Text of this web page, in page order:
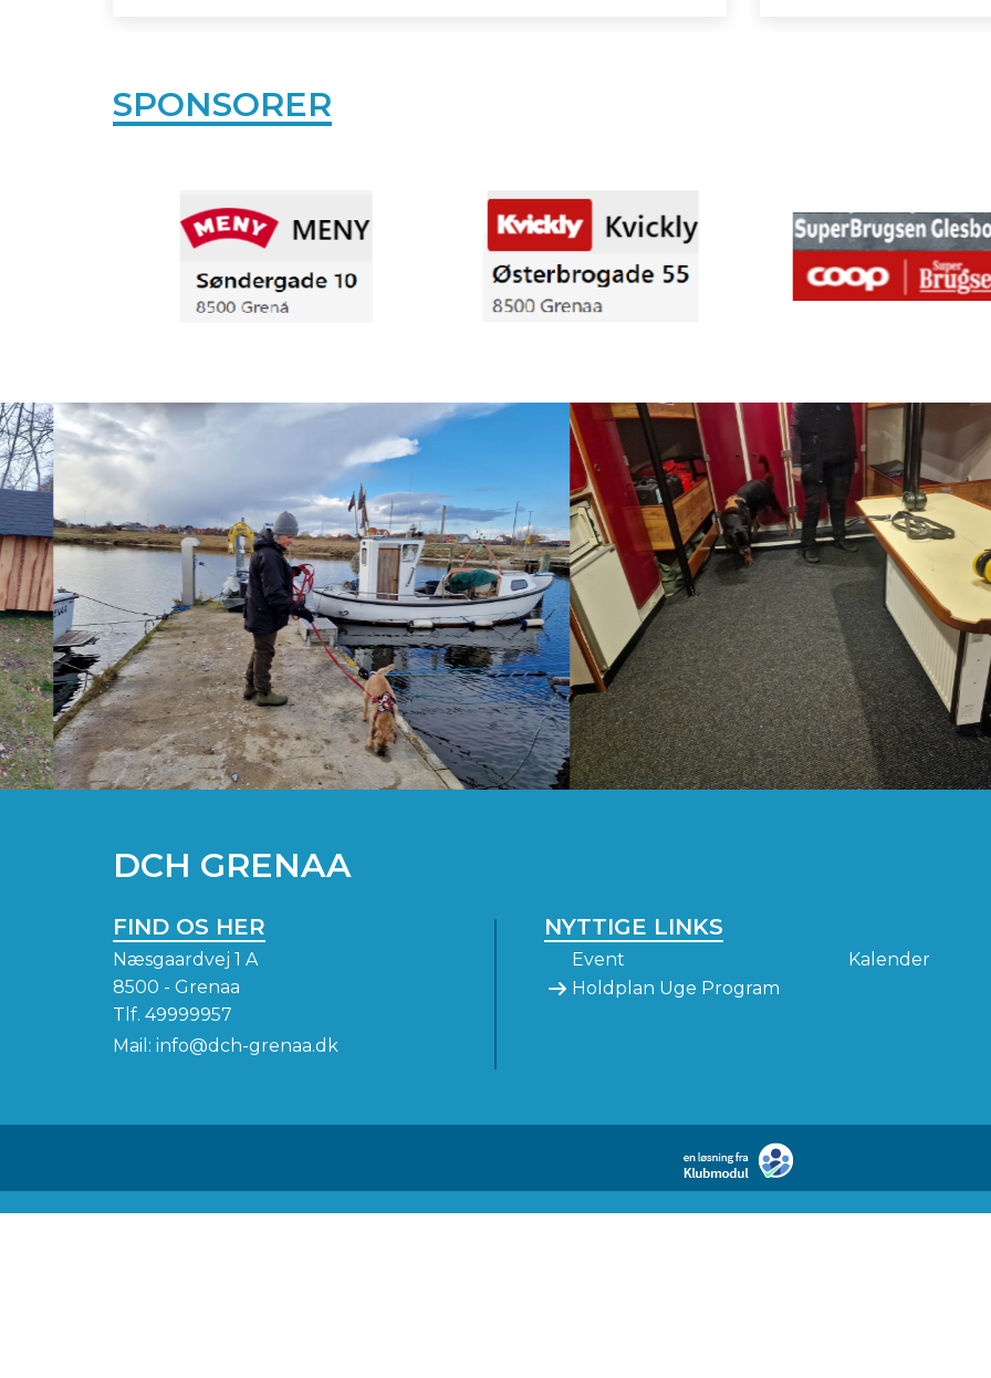
SPONSORER
DCH GRENAA
FIND OS HER
Næsgaardvej 1 A
8500 - Grenaa
Tlf. 49999957
Mail: info@dch-grenaa.dk
NYTTIGE LINKS
Event
Kalender
Holdplan Uge Program